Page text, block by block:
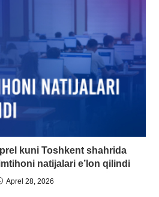
kuni Toshkent shahrida
natijalari e’lon qilindi
Aprel 28, 2026